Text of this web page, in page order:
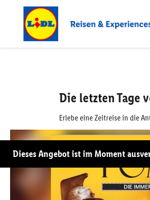
Die letzten Tage
Erlebe eine Zeitreise in die
Dieses Angebot ist im Moment